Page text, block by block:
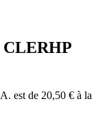
CLERHP
est de 20,50 € à la